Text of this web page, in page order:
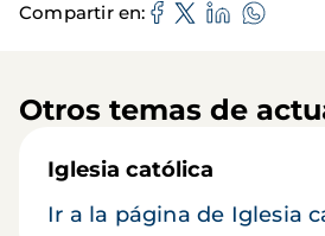
Compartir en
Otros temas de
Iglesia católica
Ir a la página de Iglesia